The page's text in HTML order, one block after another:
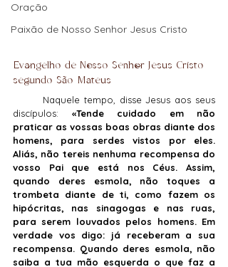
Oração
Paixão de Nosso Senhor Jesus Cristo
Evangelho de Nosso Senhor Jesus Cristo
segundo São Mateus
discípulos: «Tende cuidado em não
praticar as vossas boas obras diante dos
homens, para serdes vistos por eles.
Aliás, não tereis nenhuma recompensa do
vosso Pai que está nos Céus. Assim,
quando deres esmola, não toques a
trombeta diante de ti, como fazem os
hipócritas, nas sinagogas e nas ruas,
para serem louvados pelos homens. Em
verdade vos digo: já receberam a sua
recompensa. Quando deres esmola, não
saiba a tua mão esquerda o que faz a